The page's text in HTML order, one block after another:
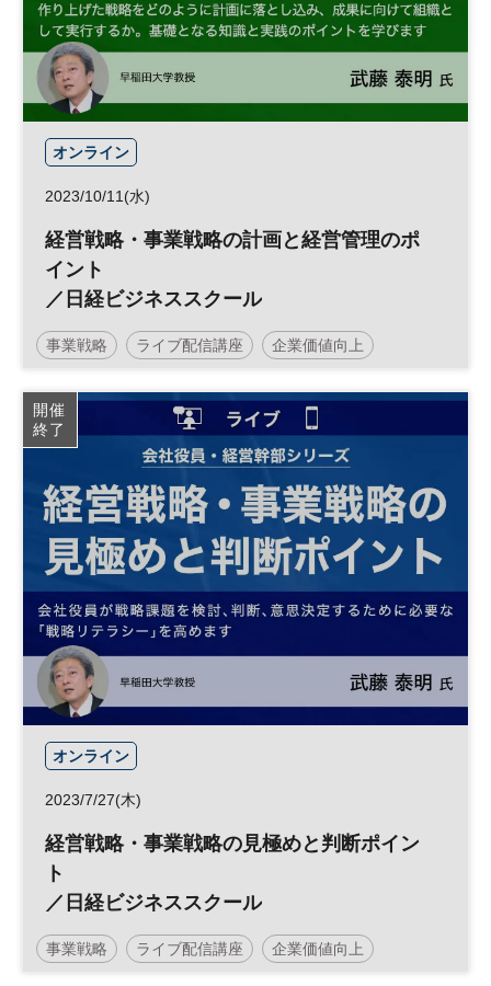
オンライン
2023/10/11(水)
経営戦略・事業戦略の計画と経営管理のポ
イント
／日経ビジネススクール
事業戦略 ライブ配信講座 企業価値向上
企業価値 経営戦略
日経ビジネススクール
開催
終了
オンライン
2023/7/27(木)
経営戦略・事業戦略の見極めと判断ポイン
ト
／日経ビジネススクール
事業戦略 ライブ配信講座 企業価値向上